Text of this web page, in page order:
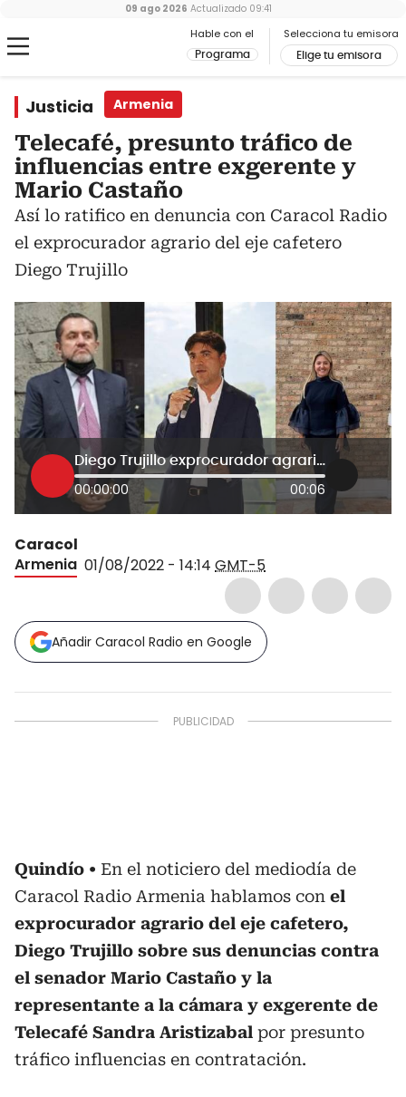
Hable con el
Programa
Selecciona tu emisora
Elige tu emisora
09 ago 2026 Actualizado 09:41
Justicia Armenia
Telecafé, presunto tráfico de
influencias entre exgerente y
Mario Castaño
Así lo ratifico en denuncia con Caracol Radio
el exprocurador agrario del eje cafetero
Diego Trujillo
Diego Trujillo exprocurador agrario eje cafetero
00:00:00 00:06
Caracol
Armenia 01/08/2022 - 14:14 GMT-5
Añadir Caracol Radio en Google
Quindío
En el noticiero del mediodía de
Caracol Radio Armenia hablamos con el
exprocurador agrario del eje cafetero,
Diego Trujillo sobre sus denuncias contra
el senador Mario Castaño y la
representante a la cámara y exgerente de
Telecafé Sandra Aristizabal por presunto
tráfico influencias en contratación.